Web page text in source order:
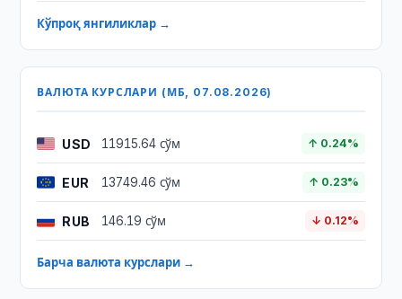
Кўпроқ янгиликлар →
ВАЛЮТА КУРСЛАРИ (МБ, 07.08.2026)
USD 11915.64 сўм ↑ 0.24%
EUR 13749.46 сўм ↑ 0.23%
RUB 146.19 сўм ↓ 0.12%
Барча валюта курслари →